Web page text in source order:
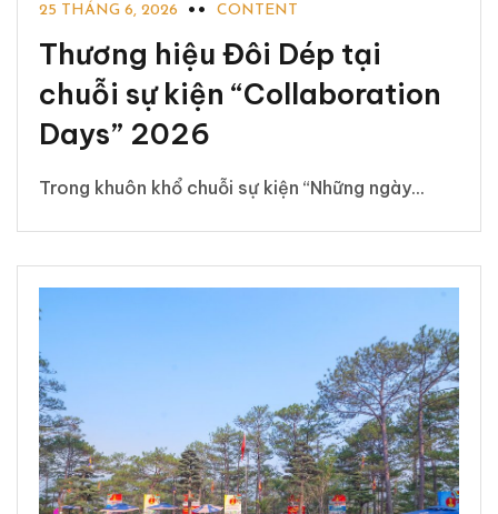
25 THÁNG 6, 2026 CONTENT
Thương hiệu Đôi Dép tại
chuỗi sự kiện “Collaboration
Days” 2026
Trong khuôn khổ chuỗi sự kiện “Những ngày...